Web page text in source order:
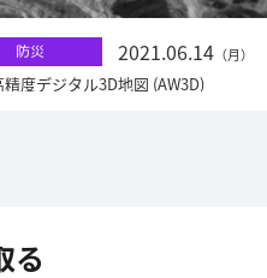
防災 2021.06.14 （月）
度デジタル3D地図 (AW3D)
る